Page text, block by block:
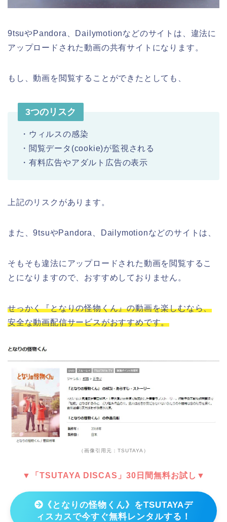
9tsuやPandora、Dailymotionなどのサイトは、違法に
アップロードされた動画の共有サイトになります。
もし、動画を閲覧することができたとしても、
3つのリスク
・ウィルスの感染
・閲覧データ(cookie)が監視される
・有料広告やアダルト広告の表示
上記のリスクがあります。
また、9tsuやPandora、Dailymotionなどのサイトは、
そもそも違法にアップロードされた動画を閲覧するこ
とになりますので、おすすめしておりません。
せっかく『となりの怪物くん』の動画を楽しむなら、
安全な動画配信サービスがおすすめです。
（画像引用元：TSUTAYA）
▼「TSUTAYA DISCAS」30日間無料お試し▼
《となりの怪物くん》をTSUTAYAデ
ィスカスで今すぐ無料レンタルする！